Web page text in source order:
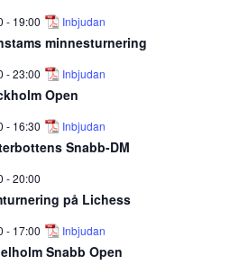
- 19:00 Inbjudan
minnesturnering
-23:00 Inbjudan
Open
- 16:30 Inbjudan
Snabb-DM
-20:00
på Lichess
- 17:00 Inbjudan
Snabb Open